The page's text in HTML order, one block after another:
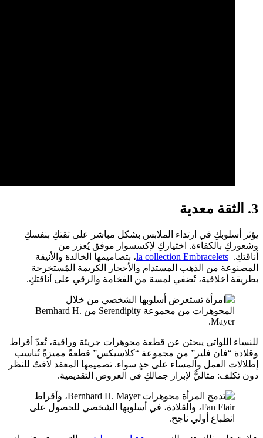
3. الثقة معدية
يؤثر أسلوبكِ في ارتداء الملابس بشكل مباشر على ثقتكِ بنفسكِ
وشعوركِ بالكفاءة. اختياركِ لإكسسوار موفق يُعزز من
أناقتكِ. la collection Embracelets، بتصاميمها الخالدة والأنيقة
المصنوعة من الذهب المستدام والأحجار الكريمة المُستخرجة
بطريقة أخلاقية، تُضفي لمسة من الفخامة والرقي على أناقتكِ.
للنساء اللواتي يبحثن عن قطعة مجوهرات جريئة وراقية، تُعدّ أقراط
وقلادة “فان فلير” من مجموعة “كلاسيكس” قطعةً مميزةً تُناسب
إطلالات العمل والمساء على حدٍ سواء. تصميمها المعقد لافتٌ للنظر
دون تكلف: مثاليٌّ لإبراز جمالكِ في العروض التقديمية.